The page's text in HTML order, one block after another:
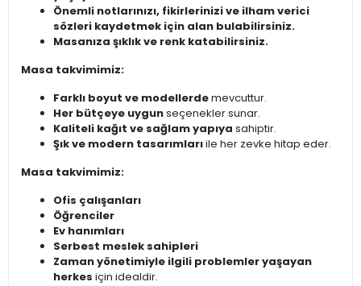
Önemli notlarınızı, fikirlerinizi ve ilham verici
sözleri kaydetmek için alan bulabilirsiniz.
Masanıza şıklık ve renk katabilirsiniz.
Masa takvimimiz:
Farklı boyut ve modellerdemevcuttur.
Her bütçeye uygunseçenekler sunar.
Kaliteli kağıt ve sağlam yapıya sahiptir.
Şık ve modern tasarımlarıile her zevke hitap eder.
Masa takvimimiz:
Ofis çalışanları
Öğrenciler
Ev hanımları
Serbest meslek sahipleri
Zaman yönetimiyle ilgili problemler yaşayan
herkes için idealdir.